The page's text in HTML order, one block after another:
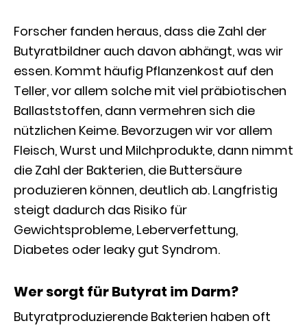
Forscher fanden heraus, dass die Zahl der
Butyratbildner auch davon abhängt, was wir
essen. Kommt häufig Pflanzenkost auf den
Teller, vor allem solche mit viel präbiotischen
Ballaststoffen, dann vermehren sich die
nützlichen Keime. Bevorzugen wir vor allem
Fleisch, Wurst und Milchprodukte, dann nimmt
die Zahl der Bakterien, die Buttersäure
produzieren können, deutlich ab. Langfristig
steigt dadurch das Risiko für
Gewichtsprobleme, Leberverfettung,
Diabetes oder leaky gut Syndrom.
Wer sorgt für Butyrat im Darm?
Butyratproduzierende Bakterien haben oft